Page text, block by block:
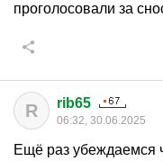
проголосовали за
R rib65
06:32, 30.06.2025
Ещё раз убеждаемся